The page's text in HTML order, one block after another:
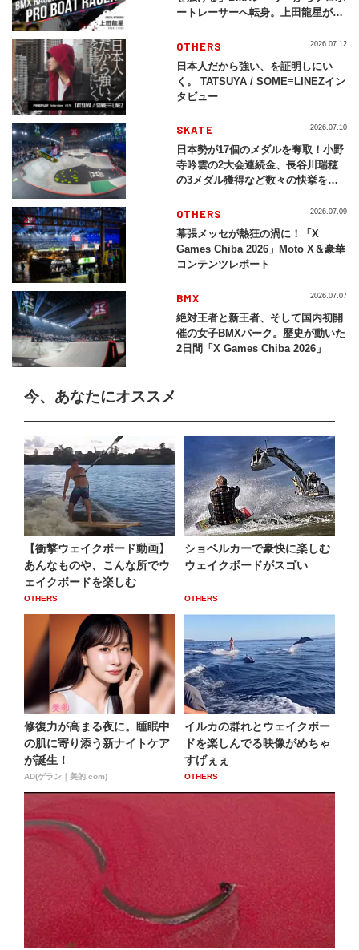
ートレーサーへ転身。上田龍星が体
OTHERS
日本人だから強い、を証明しにい
く。 TATSUYA / SOME≡LINEZイン
タビュー
2026.07.12
SKATE
日本勢が17個のメダルを奪取！小野
寺吟雲の2大会連続金、長谷川瑞穂
の3メダル獲得など数々の快挙をプ
2026」
2026.07.10
OTHERS
幕張メッセが熱狂の渦に！「X
Games Chiba 2026」Moto X＆豪華
コンテンツレポート
2026.07.09
BMX
絶対王者と新王者、そして国内初開
催の女子BMXパーク。歴史が動いた
2日間「X Games Chiba 2026」
2026.07.07
今、あなたにオススメ
【衝撃ウェイクボード動画】
あんなものや、こんな所でウ
ェイクボードを楽しむ
OTHERS
ショベルカーで豪快に楽しむ
ウェイクボードがスゴい
OTHERS
修復力が高まる夜に。睡眠中
の肌に寄り添う新ナイトケア
が誕生！
AD(ゲラン｜美的.com)
イルカの群れとウェイクボー
ドを楽しんでる映像がめちゃ
すげぇぇ
OTHERS